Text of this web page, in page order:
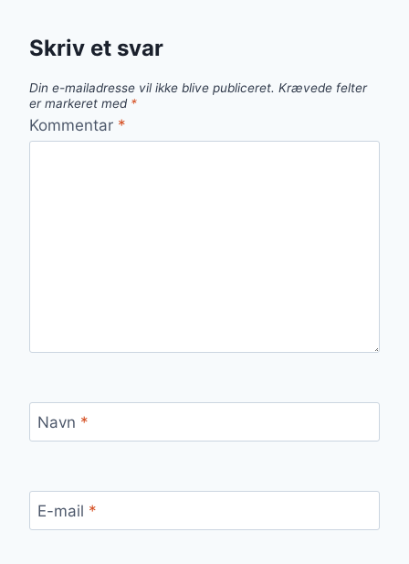
Skriv et svar
Din e-mailadresse vil ikke blive publiceret. Krævede felter
er markeret med *
Kommentar *
Navn *
E-mail *